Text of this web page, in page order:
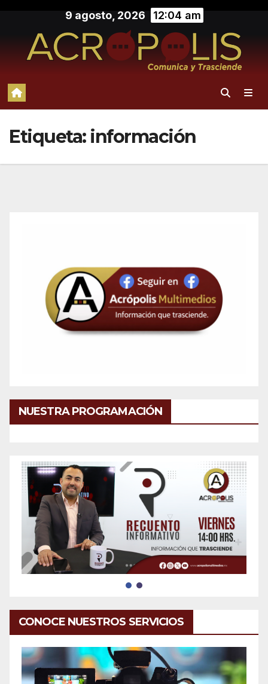
contenido
9 agosto, 2026 12:04 am
Etiqueta: información
NUESTRA PROGRAMACIÓN
CONOCE NUESTROS SERVICIOS